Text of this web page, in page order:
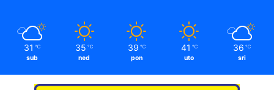
31 ℃
sub
35 ℃
ned
39 ℃
pon
41 ℃
uto
36 ℃
sri